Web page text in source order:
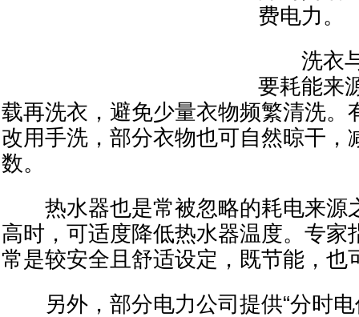
费电力。
洗衣与
要耗能来
载再洗衣，避免少量衣物频繁清洗。
改用手洗，部分衣物也可自然晾干，
数。
热水器也是常被忽略的耗电来源
高时，可适度降低热水器温度。专家
常是较安全且舒适设定，既节能，也
另外，部分电力公司提供“分时电